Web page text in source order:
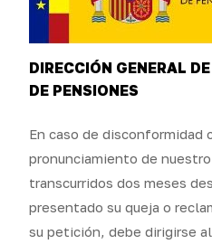
DIRECCIÓN GENERAL
DE PENSIONES
En caso de disconformidad
pronunciamiento de
transcurridos dos meses
presentado su queja o
su petición, debe dirigirse